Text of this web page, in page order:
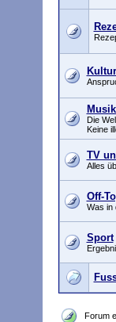
Die
Keine
TV
Alles
Off-
Was in
Sport
Forum